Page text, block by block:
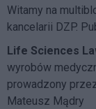
Witamy na
kancelarii DZP.
Life Sciences
wyrobów
prowadzony
Mateusz Mądry